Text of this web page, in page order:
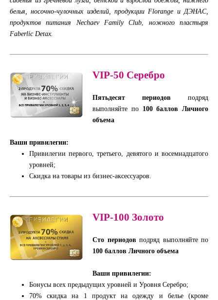
белья, носочно-чулочных изделий, продукции Florange и ДЭНАС,
продуктов питания Nechaev Family Club
ножного пластыря
Faberlic Detax.
VIP-50 Серебро
Пятьдесят периодов подряд
выполняйте по 100 баллов Личного
объема
Ваши привилегии:
Привилегии первого, третьего, девятого и восемнадцатого
уровней;
Скидка на товары из бизнес-аксессуаров.
VIP-100 Золото
Сто периодов подряд выполняйте по
100 баллов Личного объема
Ваши привилегии:
Бонусы всех предыдущих уровней и Уровня Серебро;
70% скидка на 1 продукт на одежду и белье (кроме